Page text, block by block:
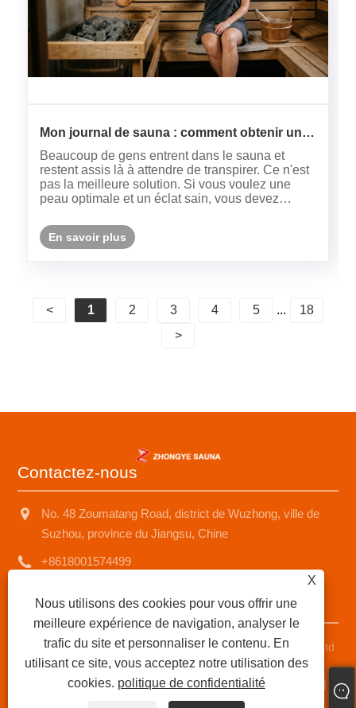
Mon journal de sauna : comment obtenir une
"peau éclatante"
Beaucoup de gens entrent dans le sauna et
restent assis là à attendre de transpirer. Ce n'est
pas la meilleure solution. Si vous voulez une
peau optimale et un éclat sain, vous devez
En savoir plus
< 1 2 3 4 5 ...
18
>
Contactez-nous
No. 48 Zoumatang Road, district de Wuzhong, ville de
Suzhou, province du Jiangsu, Chine
+8618001574499
Copyright © 2025 Suzhou Zhongye Sauna Equipment Co., Ltd
Tous droits réservés.
Sitemap|RSS|XML|politique de confidentialité |
X
Nous utilisons des cookies pour vous offrir une
meilleure expérience de navigation, analyser le
trafic du site et personnaliser le contenu. En
utilisant ce site, vous acceptez notre utilisation des
cookies. politique de confidentialité